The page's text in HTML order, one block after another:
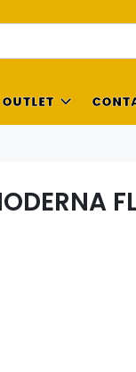
OUTLET